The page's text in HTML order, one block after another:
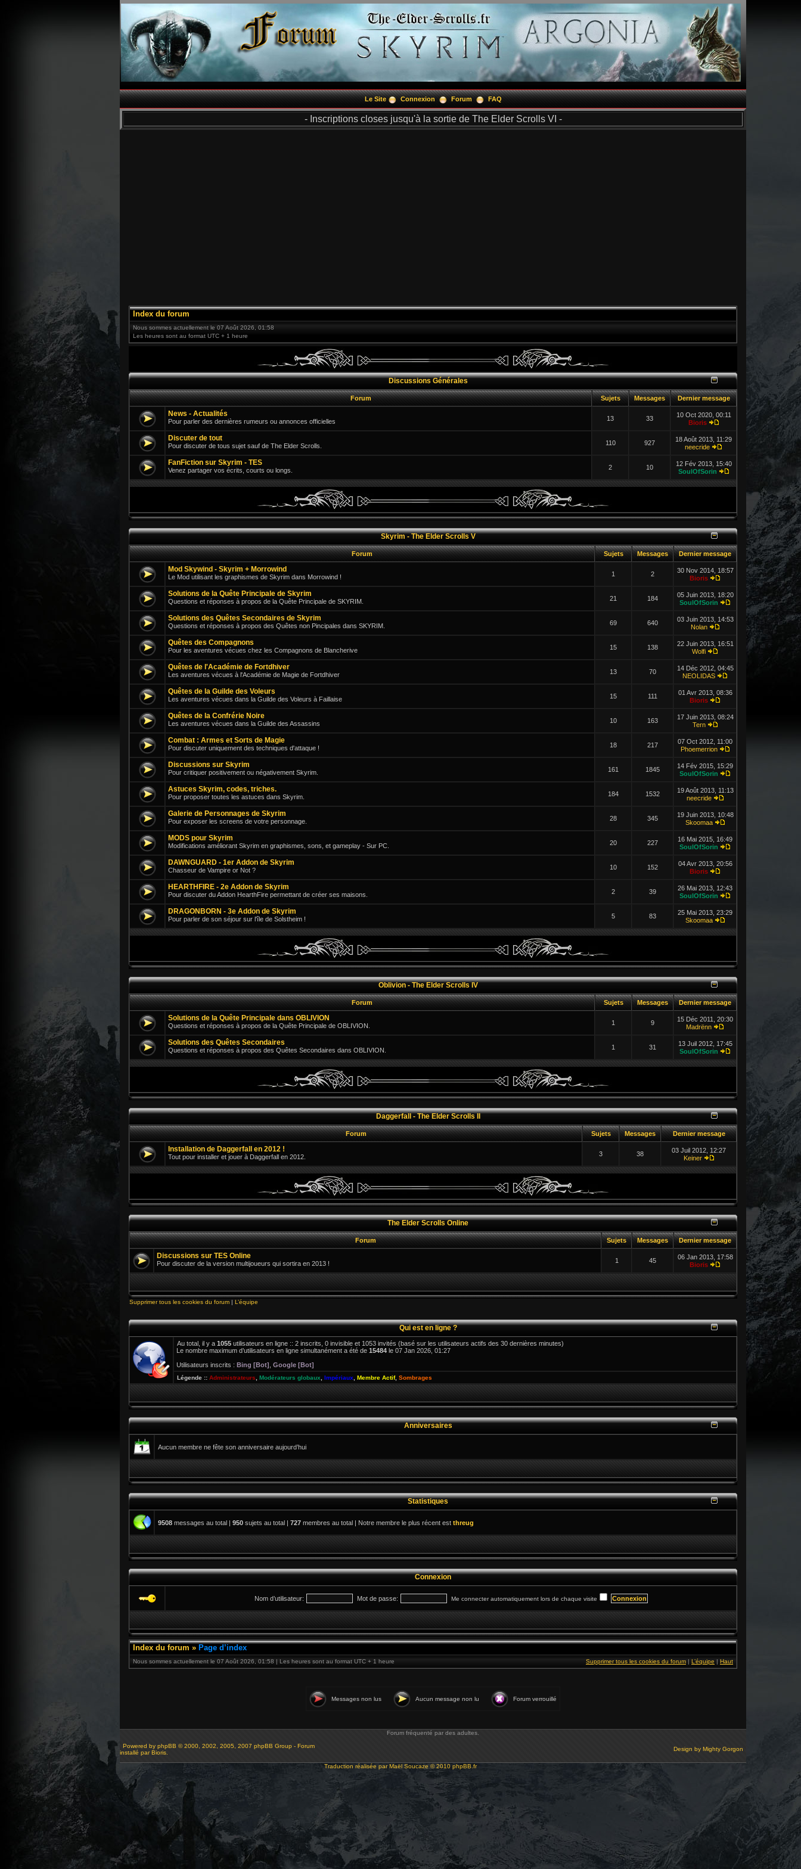
Le Site Connexion Forum FAQ
- Inscriptions closes jusqu'à la sortie de The Elder Scrolls VI -
Index du forum
Nous sommes actuellement le 07 Août 2026, 01:58
Les heures sont au format UTC + 1 heure
Discussions Générales
Forum Sujets Messages Dernier message
News - Actualités
Pour parler des dernières rumeurs ou annonces officielles 13 33
10 Oct 2020, 00:11
Bioris
Discuter de tout
Pour discuter de tous sujet sauf de The Elder Scrolls. 110 927
18 Août 2013, 11:29
neecride
FanFiction sur Skyrim - TES
Venez partager vos écrits, courts ou longs. 2 10
12 Fév 2013, 15:40
SoulOfSorin
Skyrim - The Elder Scrolls V
Forum Sujets Messages Dernier message
Mod Skywind - Skyrim + Morrowind
Le Mod utilisant les graphismes de Skyrim dans Morrowind ! 1 2
30 Nov 2014, 18:57
Bioris
Solutions de la Quête Principale de Skyrim
Questions et réponses à propos de la Quête Principale de SKYRIM. 21 184
05 Juin 2013, 18:20
SoulOfSorin
Solutions des Quêtes Secondaires de Skyrim
Questions et réponses à propos des Quêtes non Pincipales dans SKYRIM. 69 640
03 Juin 2013, 14:53
Nolan
Quêtes des Compagnons
Pour les aventures vécues chez les Compagnons de Blancherive 15 138
22 Juin 2013, 16:51
Wolfi
Quêtes de l'Académie de Fortdhiver
Les aventures vécues à l'Académie de Magie de Fortdhiver 13 70
14 Déc 2012, 04:45
NEOLIDAS
Quêtes de la Guilde des Voleurs
Les aventures vécues dans la Guilde des Voleurs à Faillaise 15 111
01 Avr 2013, 08:36
Bioris
Quêtes de la Confrérie Noire
Les aventures vécues dans la Guilde des Assassins 10 163
17 Juin 2013, 08:24
Tern
Combat : Armes et Sorts de Magie
Pour discuter uniquement des techniques d'attaque ! 18 217
07 Oct 2012, 11:00
Phoemerrion
Discussions sur Skyrim
Pour critiquer positivement ou négativement Skyrim. 161 1845
14 Fév 2015, 15:29
SoulOfSorin
Astuces Skyrim, codes, triches.
Pour proposer toutes les astuces dans Skyrim. 184 1532
19 Août 2013, 11:13
neecride
Galerie de Personnages de Skyrim
Pour exposer les screens de votre personnage. 28 345
19 Juin 2013, 10:48
Skoomaa
MODS pour Skyrim
Modifications améliorant Skyrim en graphismes, sons, et gameplay - Sur PC. 20 227
16 Mai 2015, 16:49
SoulOfSorin
DAWNGUARD - 1er Addon de Skyrim
Chasseur de Vampire or Not ? 10 152
04 Avr 2013, 20:56
Bioris
HEARTHFIRE - 2e Addon de Skyrim
Pour discuter du Addon HearthFire permettant de créer ses maisons. 2 39
26 Mai 2013, 12:43
SoulOfSorin
DRAGONBORN - 3e Addon de Skyrim
Pour parler de son séjour sur l'île de Solstheim ! 5 83
25 Mai 2013, 23:29
Skoomaa
Oblivion - The Elder Scrolls IV
Forum Sujets Messages Dernier message
Solutions de la Quête Principale dans OBLIVION
Questions et réponses à propos de la Quête Principale de OBLIVION. 1 9
15 Déc 2011, 20:30
Madrënn
Solutions des Quêtes Secondaires
Questions et réponses à propos des Quêtes Secondaires dans OBLIVION. 1 31
13 Juil 2012, 17:45
SoulOfSorin
Daggerfall - The Elder Scrolls II
Forum Sujets Messages Dernier message
Installation de Daggerfall en 2012 !
Tout pour installer et jouer à Daggerfall en 2012. 3 38
03 Juil 2012, 12:27
Keiner
The Elder Scrolls Online
Forum Sujets Messages Dernier message
Discussions sur TES Online
Pour discuter de la version multijoueurs qui sortira en 2013 ! 1 45
06 Jan 2013, 17:58
Bioris
Supprimer tous les cookies du forum | L’équipe
Qui est en ligne ?
Au total, il y a 1055 utilisateurs en ligne :: 2 inscrits, 0 invisible et 1053 invités (basé sur les utilisateurs actifs des 30 dernières minutes)
Le nombre maximum d’utilisateurs en ligne simultanément a été de 15484 le 07 Jan 2026, 01:27
Utilisateurs inscrits : Bing [Bot] Google [Bot]
Légende :: Administrateurs Modérateurs globaux Impériaux Membre Actif, Sombrages
Anniversaires
Aucun membre ne fête son anniversaire aujourd’hui
Statistiques
9508 messages au total | 950 sujets au total | 727 membres au total | Notre membre le plus récent est threug
Connexion
Nom d’utilisateur: Mot de passe: Me connecter automatiquement lors de chaque visite
Index du forum » Page d’index
Nous sommes actuellement le 07 Août 2026, 01:58 | Les heures sont au format UTC + 1 heure Supprimer tous les cookies du forum | L’équipe | Haut
Messages non lus Aucun message non lu Forum verrouillé
Forum fréquenté par des adultes.
Powered by phpBB © 2000, 2002, 2005, 2007 phpBB Group - Forum
installé par Bioris.
Design by Mighty Gorgon
Traduction réalisée parMaël Soucaze © 2010 phpBB.fr